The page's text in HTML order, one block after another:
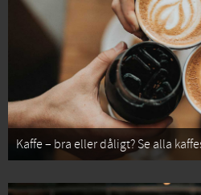
Kaffe – bra eller dåligt? Se alla